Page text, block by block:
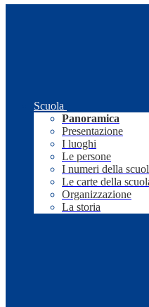
Scuola
Panoramica
Presentazione
I luoghi
Le persone
I numeri della
Le carte della
Organizzazione
La storia